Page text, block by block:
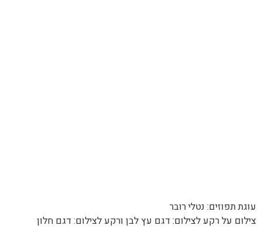
עוגת תפוזים: נטלי רובר
צילום על רקע לצילום: דגם עץ לבן ורקע לצילום: דגם חלון